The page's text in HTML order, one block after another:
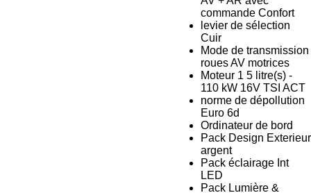
commande Confort
levier de sélection
Cuir
Mode de transmission
roues AV motrices
Moteur 1 5 litre(s) -
110 kW 16V TSI ACT
norme de dépollution
Euro 6d
Ordinateur de bord
Pack Design Exterieur
argent
Pack éclairage Int
LED
Pack Lumière &